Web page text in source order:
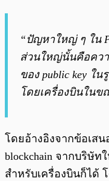
“ปัญหาใหญ่ ๆ ใน
ส่วนใหญ่นั้นคือควา
ของ public key ใ
โดยเครื่องบินในข
โดยอ้างอิงจากข้อเส
blockchain จากบริษัท
สำหรับเครื่องบินก็ได้